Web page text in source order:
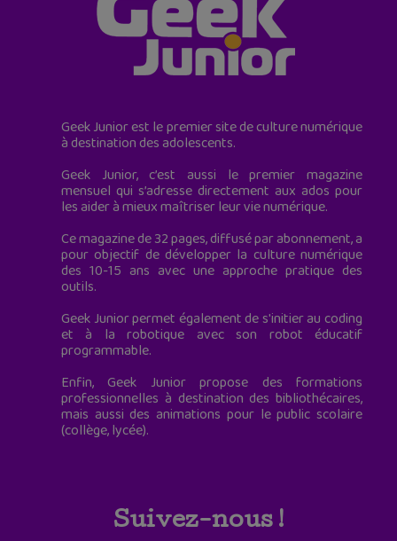
Geek Junior est le premier site de culture numérique
à destination des adolescents.
Geek Junior, c’est aussi le premier magazine
mensuel qui s’adresse directement aux ados pour
les aider à mieux maîtriser leur vie numérique.
Ce magazine de 32 pages, diffusé par abonnement, a
pour objectif de développer la culture numérique
des 10-15 ans avec une approche pratique des
outils.
Geek Junior permet également de s'initier au coding
et à la robotique avec son robot éducatif
programmable.
Enfin, Geek Junior propose des formations
professionnelles à destination des bibliothécaires,
mais aussi des animations pour le public scolaire
(collège, lycée).
Suivez-nous !